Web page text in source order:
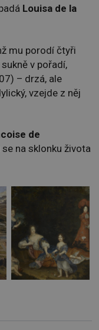
Louisa de la
mu porodí čtyři
v pořadí,
– drzá, ale
vzejde z něj
de
na sklonku života